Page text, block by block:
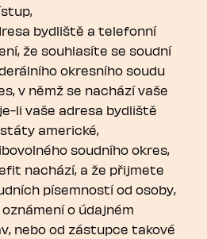
bydliště a telefonní
že souhlasíte se soudní
okresního soudu
v němž se nachází vaše
li vaše adresa bydliště
americké,
soudního okres,
nachází, a že přijmete
písemností od osoby,
o údajném
nebo od zástupce takové